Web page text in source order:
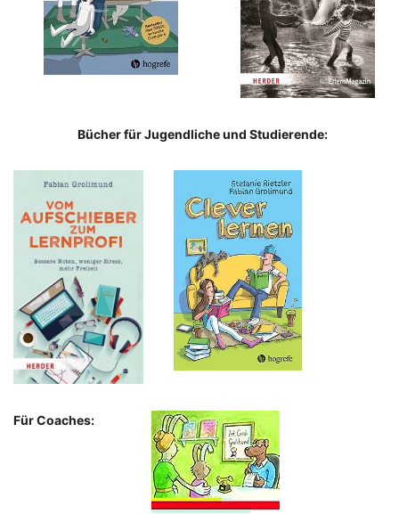
Bücher für Jugendliche und Studierende:
Für Coaches: